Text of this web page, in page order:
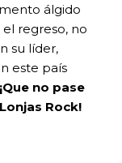
álgido
el regreso, no
su líder,
este país
¡Que no pase
Rock!